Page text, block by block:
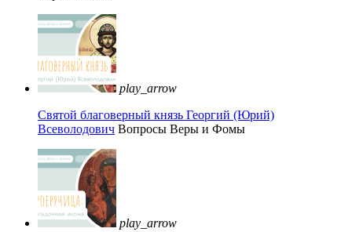
play_arrow
Святой благоверный князь Георгий (Юрий)
Всеволодович Вопросы Веры и Фомы
play_arrow